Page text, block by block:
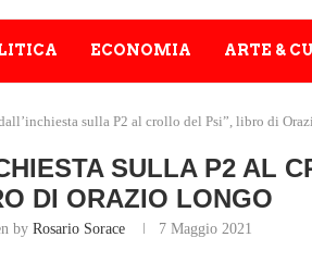
ECONOMIA ARTE &
sulla P2 al crollo del Psi”, libro di
SULLA P2 AL
DI ORAZIO LONGO
by Rosario Sorace 7 Maggio 2021